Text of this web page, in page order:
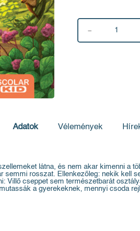
1
Adatok Vélemények
látna, és nem akar kimenni a
semmi rosszat. Ellenkezőleg: nekik kell
Villő cseppet sem természetbarát
a gyerekeknek, mennyi csoda